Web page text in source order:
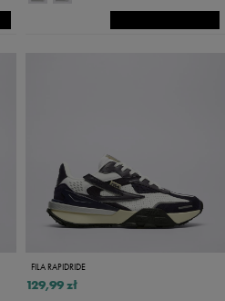
FILA RAPIDRIDE
129,99 zł